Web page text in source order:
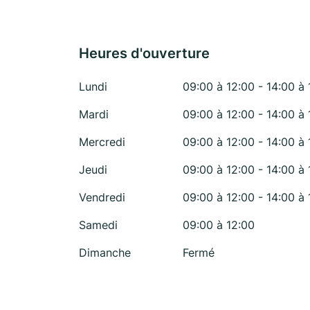
Heures d'ouverture
Lundi
09:00 à 12:00 - 14:00 à
Mardi
09:00 à 12:00 - 14:00 à
Mercredi
09:00 à 12:00 - 14:00 à
Jeudi
09:00 à 12:00 - 14:00 à
Vendredi
09:00 à 12:00 - 14:00 à
Samedi
09:00 à 12:00
Dimanche
Fermé